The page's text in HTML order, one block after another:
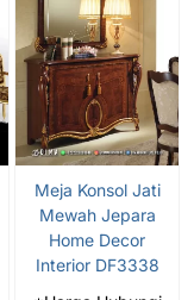
Meja Konsol Jati
Mewah Jepara
Home Decor
Interior DF3338